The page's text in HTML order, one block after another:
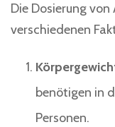
Die Dosierung
verschiedenen
benötigen in
Personen.